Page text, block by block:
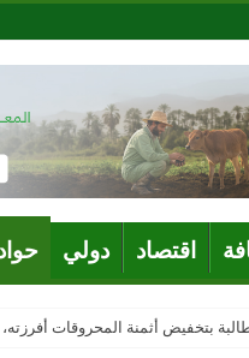
اقتصاد دولي
بتخفيض أثمنة المحروقات